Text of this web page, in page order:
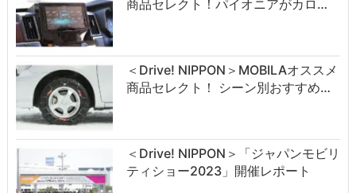
商品セレクト！パイオニアがカロ…
＜Drive! NIPPON＞MOBILAオススメ
商品セレクト！ シーン別おすすめ…
＜Drive! NIPPON＞「ジャパンモビリ
ティショー2023」開催レポート